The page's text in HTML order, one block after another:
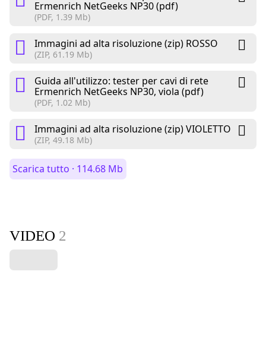
Ermenrich NetGeeks NP30 (pdf)
(PDF, 1.39 Mb)
Immagini ad alta risoluzione (zip) ROSSO
(ZIP, 61.19 Mb)
Guida all'utilizzo: tester per cavi di rete
Ermenrich NetGeeks NP30, viola (pdf)
(PDF, 1.02 Mb)
Immagini ad alta risoluzione (zip) VIOLETTO
(ZIP, 49.18 Mb)
Scarica tutto · 114.68 Mb
VIDEO 2